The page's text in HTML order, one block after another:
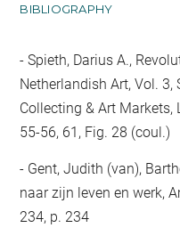
BIBLIOGRAPHY
Spieth, Darius A.,
Netherlandish Art, Vol.
Collecting & Art Markets,
55-56, 61, Fig. 28 (coul.)
Gent, Judith (van),
naar zijn leven en werk,
234, p. 234